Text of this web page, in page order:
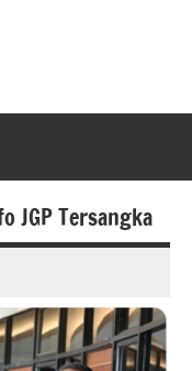
JGP Tersangka